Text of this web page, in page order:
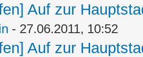
Auf zur
- 27.06.2011, 10:52
Auf zur